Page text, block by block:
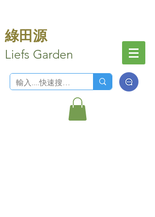
綠田源
Liefs Garden